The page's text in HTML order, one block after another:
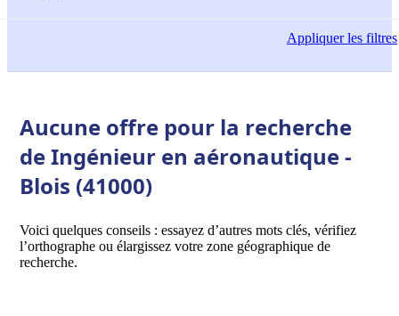
Appliquerles filtres
Aucune offre pour la recherche
de Ingénieur en aéronautique -
Blois (41000)
Voici quelques conseils : essayez d’autres mots clés, vérifiez
l’orthographe ou élargissez votre zone géographique de
recherche.